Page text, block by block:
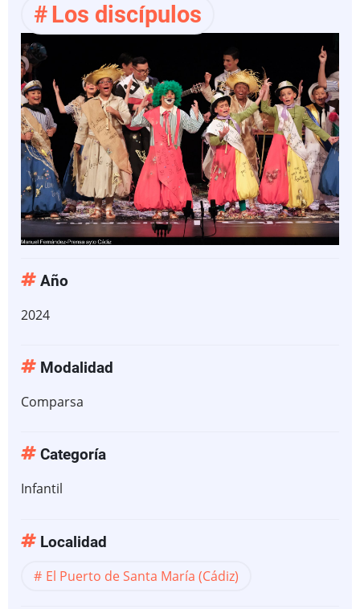
Los discípulos
Año
2024
Modalidad
Comparsa
Categoría
Infantil
Localidad
El Puerto de Santa María (Cádiz)